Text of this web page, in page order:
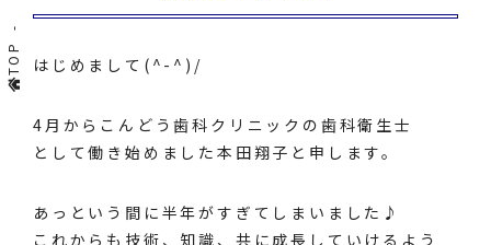
TOP はじめまして(^-^)/
4月からこんどう歯科クリニックの歯科衛生士
として働き始めました本田翔子と申します。
あっという間に半年がすぎてしまいました♪
これからも技術、知識、共に成長していけるよう